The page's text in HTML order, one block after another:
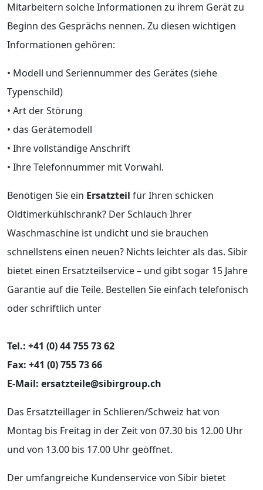
Mitarbeitern solche Informationen zu ihrem Gerät zu
Beginn des Gesprächs nennen. Zu diesen wichtigen
Informationen gehören:
• Modell und Seriennummer des Gerätes (siehe
Typenschild)
• Art der Störung
• das Gerätemodell
• Ihre vollständige Anschrift
• Ihre Telefonnummer mit Vorwahl.
Benötigen Sie ein Ersatzteil für Ihren schicken
Oldtimerkühlschrank? Der Schlauch Ihrer
Waschmaschine ist undicht und sie brauchen
schnellstens einen neuen? Nichts leichter als das. Sibir
bietet einen Ersatzteilservice – und gibt sogar 15 Jahre
Garantie auf die Teile. Bestellen Sie einfach telefonisch
oder schriftlich unter
Tel.: +41 (0) 44 755 73 62
Fax: +41 (0) 755 73 66
E-Mail: ersatzteile@sibirgroup.ch
Das Ersatzteillager in Schlieren/Schweiz hat von
Montag bis Freitag in der Zeit von 07.30 bis 12.00 Uhr
und von 13.00 bis 17.00 Uhr geöffnet.
Der umfangreiche Kundenservice von Sibir bietet